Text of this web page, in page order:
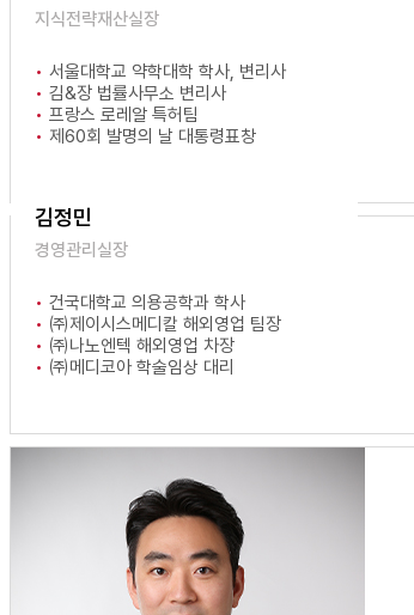
지식전략재산실장
서울대학교 약학대학 학사, 변리사
김&장 법률사무소 변리사
프랑스 로레알 특허팀
제60회 발명의 날 대통령표창
김정민
경영관리실장
건국대학교 의용공학과 학사
㈜제이시스메디칼 해외영업 팀장
㈜나노엔텍 해외영업 차장
㈜메디코아 학술임상 대리